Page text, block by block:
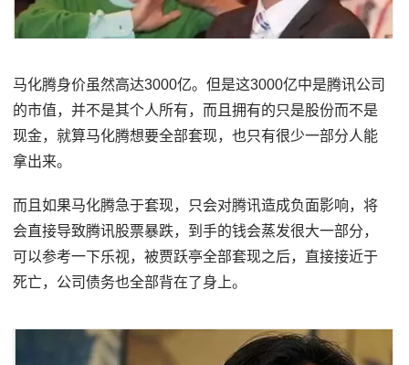
马化腾身价虽然高达3000亿。但是这3000亿中是腾讯公司
的市值，并不是其个人所有，而且拥有的只是股份而不是
现金，就算马化腾想要全部套现，也只有很少一部分人能
拿出来。
而且如果马化腾急于套现，只会对腾讯造成负面影响，将
会直接导致腾讯股票暴跌，到手的钱会蒸发很大一部分，
可以参考一下乐视，被贾跃亭全部套现之后，直接接近于
死亡，公司债务也全部背在了身上。